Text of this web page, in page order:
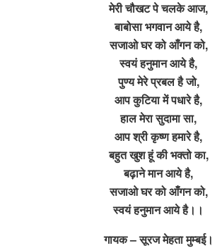
मेरी चौखट पे चलके आज,
बाबोसा भगवान आये है,
सजाओ घर को आँगन को,
स्वयं हनुमान आये है,
पुण्य मेरे प्रबल है जो,
आप कुटिया में पधारे है,
हाल मेरा सुदामा सा,
आप श्री कृष्ण हमारे है,
बहुत खुश हूं की भक्तो का,
बढ़ाने मान आये है,
सजाओ घर को आँगन को,
स्वयं हनुमान आये है।।
गायक – सूरज मेहता मुम्बई।